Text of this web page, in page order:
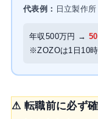
代表例： 日立製作
年収500万円 →
※ZOZOは1日10
⚠ 転職前に必ず